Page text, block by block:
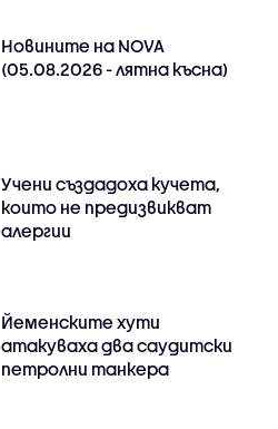
Новините на NOVA
(05.08.2026 - лятна късна)
Учени създадоха кучета,
които не предизвикват
алергии
Йеменските хути
атакуваха два саудитски
петролни танкера